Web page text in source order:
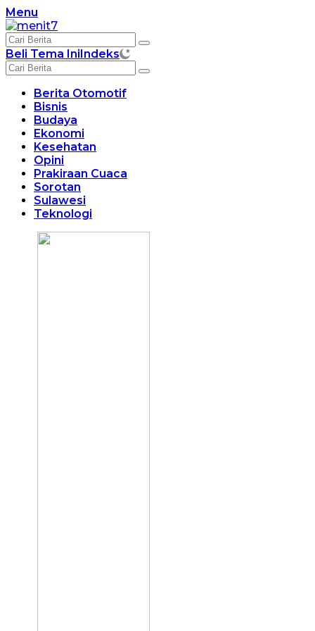
Langsung
ke
konten
Menu
Beli Tema IniIndeks
Berita Otomotif
Bisnis
Budaya
Ekonomi
Kesehatan
Opini
Prakiraan Cuaca
Sorotan
Sulawesi
Teknologi